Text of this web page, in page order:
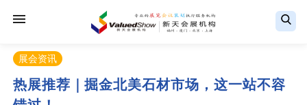
展会资讯
热展推荐｜掘金北美石材市场，这一站不容